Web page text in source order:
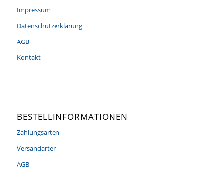
Impressum
Datenschutzerklärung
AGB
Kontakt
BESTELLINFORMATIONEN
Zahlungsarten
Versandarten
AGB